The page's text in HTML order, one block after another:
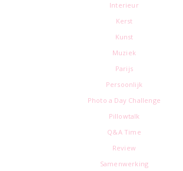
Interieur
Kerst
Kunst
Muziek
Parijs
Persoonlijk
Photo a Day Challenge
Pillowtalk
Q&A Time
Review
Samenwerking